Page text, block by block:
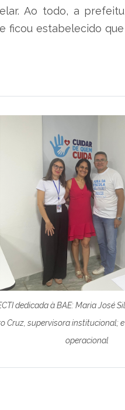
Ao todo, a
ficou estabelecido
dedicada àBAE: Maria José
Cruz, supervisora institucional;
operacional